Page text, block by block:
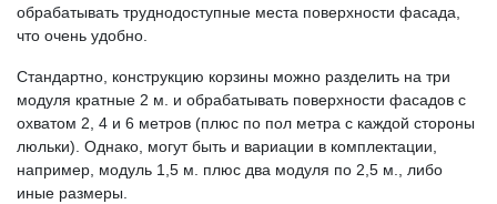
обрабатывать труднодоступные места поверхности фасада,
что очень удобно.
Стандартно, конструкцию корзины можно разделить на три
модуля кратные 2 м. и обрабатывать поверхности фасадов с
охватом 2, 4 и 6 метров (плюс по пол метра с каждой стороны
люльки). Однако, могут быть и вариации в комплектации,
например, модуль 1,5 м. плюс два модуля по 2,5 м., либо
иные размеры.